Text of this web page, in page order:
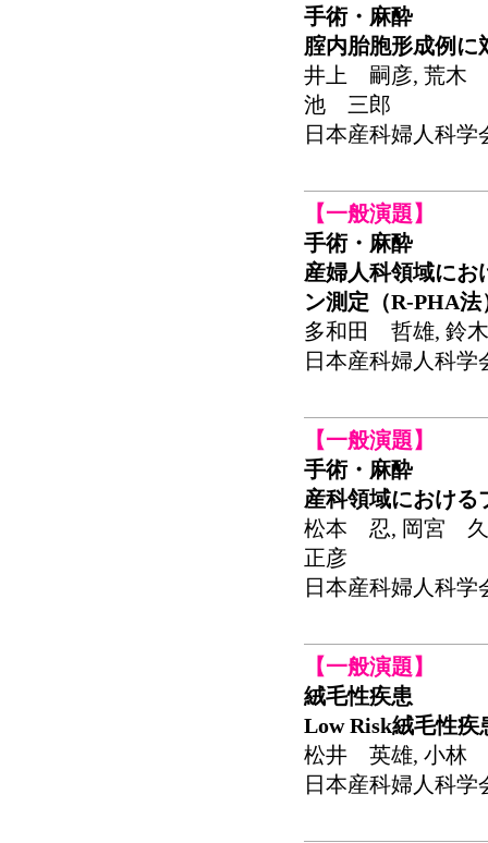
手術・麻酔
腟内胎胞形成例に
井上 嗣彦, 荒木
池 三郎
日本産科婦人科学
【一般演題】
手術・麻酔
産婦人科領域にお
ン測定（R-PHA
多和田 哲雄, 鈴
日本産科婦人科学
【一般演題】
手術・麻酔
産科領域における
松本 忍, 岡宮
正彦
日本産科婦人科学
【一般演題】
絨毛性疾患
Low Risk絨毛性疾
松井 英雄, 小林
日本産科婦人科学